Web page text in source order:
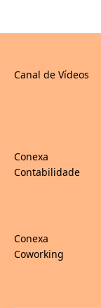
Canal de Vídeos
Conexa
Contabilidade
Conexa
Coworking